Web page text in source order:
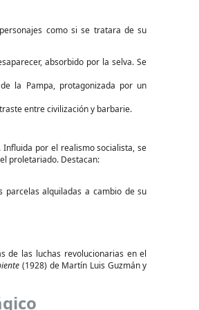
como si se tratara de su
absorbido por la selva. Se
la Pampa, protagonizada por un
entre civilización y barbarie.
por el realismo socialista, se
proletariado. Destacan:
parcelas alquiladas a cambio de su
de las luchas revolucionarias en el
(1928) de Martín Luis Guzmán y